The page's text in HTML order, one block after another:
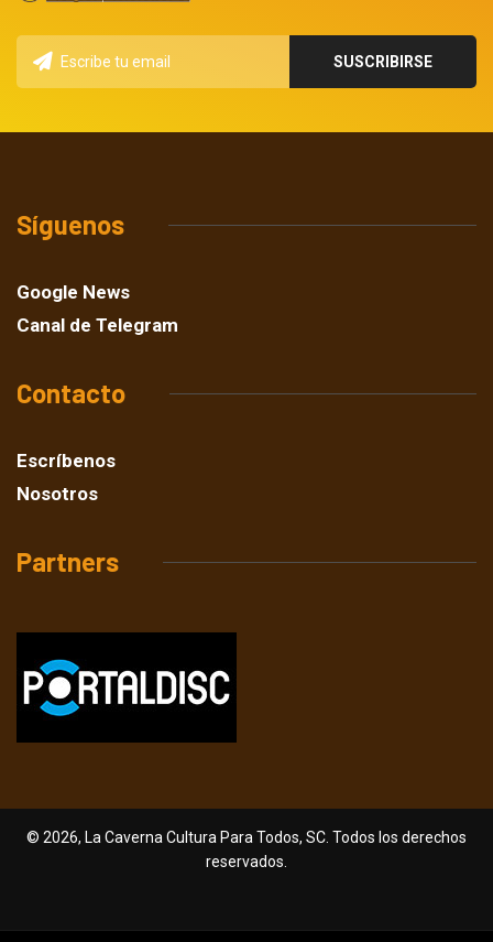
Síguenos
Google News
Canal de Telegram
Contacto
Escríbenos
Nosotros
Partners
© 2026, La Caverna Cultura Para Todos, SC. Todos los derechos
reservados.